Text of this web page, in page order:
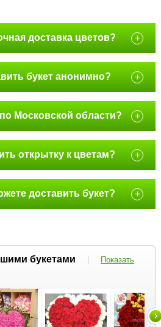
доставка цветов? +
букет анонимно? +
Московской области? +
открытку к цветам? +
доставить букет? +
букетами |
Показать